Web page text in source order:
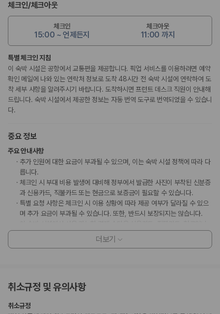
체크인/체크아웃
체크인
15:00 ~ 언제든지
체크아웃
11:00 까지
특별 체크인 지침
이 숙박 시설은 공항에서 교통편을 제공합니다. 픽업 서비스를 이용하려면 예약
확인 메일에 나와 있는 연락처 정보로 도착 48시간 전 숙박 시설에 연락하여 도
착 세부 사항을 알려주시기 바랍니다. 도착하시면 프런트 데스크 직원이 안내해
드립니다. 숙박 시설에서 제공한 정보는 자동 번역 도구로 번역되었을 수 있습니
다.
중요 정보
주요 안내사항
추가 인원에 대한 요금이 부과될 수 있으며, 이는 숙박 시설 정책에 따라 다
릅니다.
체크인 시 부대 비용 발생에 대비해 정부에서 발급한 사진이 부착된 신분증
과 신용카드, 직불카드 또는 현금으로 보증금이 필요할 수 있습니다.
특별 요청 사항은 체크인 시 이용 상황에 따라 제공 여부가 달라질 수 있으
며 추가 요금이 부과될 수 있습니다. 또한, 반드시 보장되지는 않습니다.
이 숙박 시설은 안전을 위해 일산화탄소 감지기, 소화기, 연기 감지기, 보안
설에 연락하여 적합한 객실을 이용할 수 있는지 확인하시기 바랍니다.
로 숙박 시설에 직접 연락하여 요청하실 수 있습니다.
더보기
취소규정 및 유의사항
취소규정